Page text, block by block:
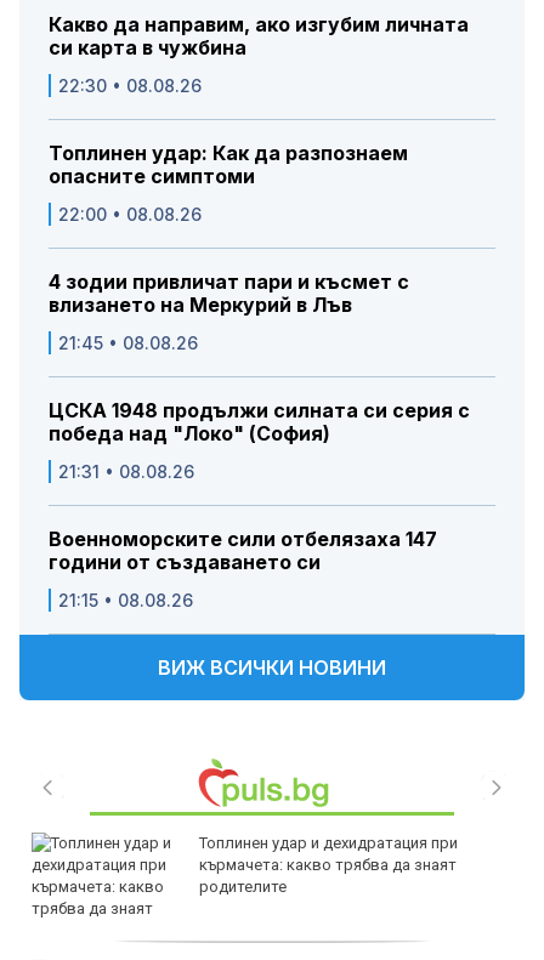
Какво да направим, ако изгубим личната
си карта в чужбина
22:30 • 08.08.26
Топлинен удар: Как да разпознаем
опасните симптоми
22:00 • 08.08.26
4 зодии привличат пари и късмет с
влизането на Меркурий в Лъв
21:45 • 08.08.26
ЦСКА 1948 продължи силната си серия с
победа над "Локо" (София)
21:31 • 08.08.26
Военноморските сили отбелязаха 147
години от създаването си
21:15 • 08.08.26
ВИЖ ВСИЧКИ НОВИНИ
Топлинен удар и дехидратация при
кърмачета: какво трябва да знаят
родителите